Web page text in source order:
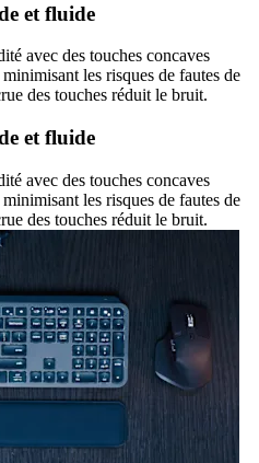
et fluide
avec des touches concaves
les risques de fautes de
des touches réduit le bruit.
et fluide
avec des touches concaves
les risques de fautes de
des touches réduit le bruit.